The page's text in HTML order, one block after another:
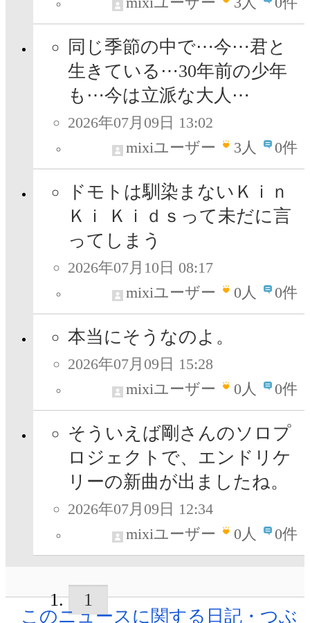
同じ季節の中で⋯今⋯君と
生きている⋯30年前の少年
も⋯今は立派な大人⋯
2026年07月09日 13:02
mixiユーザー
3人 0件
ドモトは馴染まないＫｉｎ
Ｋｉ Ｋｉｄｓって未だに言
ってしまう
2026年07月10日 08:17
mixiユーザー
0人 0件
本当にそうなのよ。
2026年07月09日 15:28
mixiユーザー
0人 0件
そういえば剛さんのソロプ
ロジェクトで、エンドリケ
リーの新曲が出ましたね。
2026年07月09日 12:34
mixiユーザー
0人 0件
1
このニュースに関する日記・つぶ